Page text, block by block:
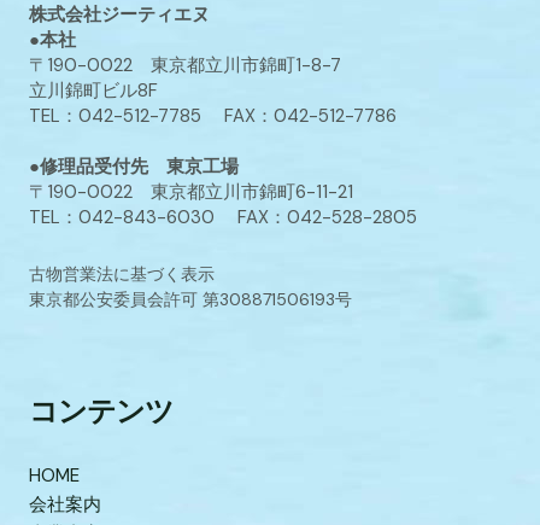
株式会社ジーティエヌ
●本社
〒190-0022 東京都立川市錦町1-8-7
立川錦町ビル8F
TEL：042-512-7785 FAX：042-512-7786
●修理品受付先 東京工場
〒190-0022 東京都立川市錦町6-11-21
TEL：042-843-6030 FAX：042-528-2805
古物営業法に基づく表示
東京都公安委員会許可 第308871506193号
コンテンツ
HOME
会社案内